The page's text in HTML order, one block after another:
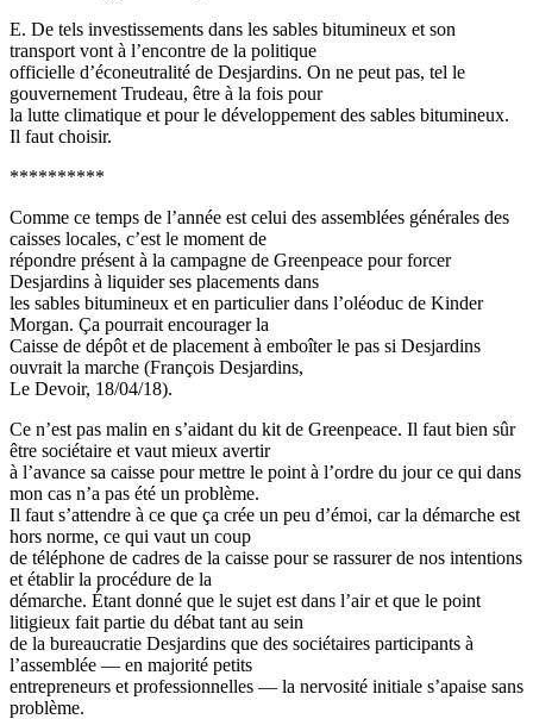
E. De tels investissements dans les sables bitumineux et son
transport vont à l’encontre de la politique
officielle d’éconeutralité de Desjardins. On ne peut pas, tel le
gouvernement Trudeau, être à la fois pour
la lutte climatique et pour le développement des sables bitumineux.
Il faut choisir.
**********
Comme ce temps de l’année est celui des assemblées générales des
caisses locales, c’est le moment de
répondre présent à la campagne de Greenpeace pour forcer
Desjardins à liquider ses placements dans
les sables bitumineux et en particulier dans l’oléoduc de Kinder
Morgan. Ça pourrait encourager la
Caisse de dépôt et de placement à emboîter le pas si Desjardins
ouvrait la marche (François Desjardins,
Le Devoir, 18/04/18).
Ce n’est pas malin en s’aidant du kit de Greenpeace. Il faut bien sûr
être sociétaire et vaut mieux avertir
à l’avance sa caisse pour mettre le point à l’ordre du jour ce qui dans
mon cas n’a pas été un problème.
Il faut s’attendre à ce que ça crée un peu d’émoi, car la démarche est
hors norme, ce qui vaut un coup
de téléphone de cadres de la caisse pour se rassurer de nos intentions
et établir la procédure de la
démarche. Étant donné que le sujet est dans l’air et que le point
litigieux fait partie du débat tant au sein
de la bureaucratie Desjardins que des sociétaires participants à
l’assemblée — en majorité petits
entrepreneurs et professionnelles — la nervosité initiale s’apaise sans
problème.